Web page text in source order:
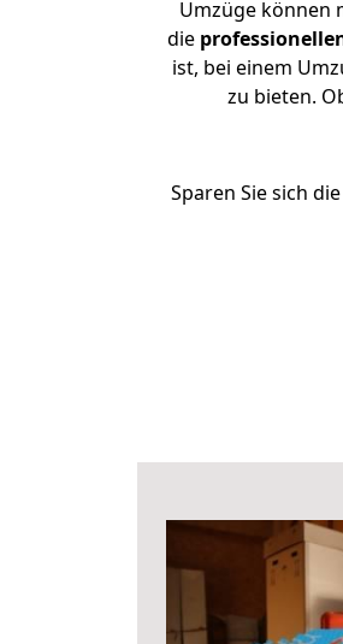
Umzüge können
die
ist, bei einem
zu bieten.
Sparen Sie sich